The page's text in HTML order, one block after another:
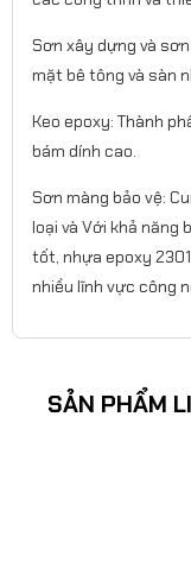
Sơn xây dựng và
mặt bê tông và sàn
Keo epoxy: Thành
bám dính cao.​
Sơn màng bảo vệ:
loại và Với khả năng
tốt, nhựa epoxy
nhiều lĩnh vực công
SẢN PHẨM